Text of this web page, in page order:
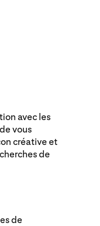
avec les
vous
créative et
de
de